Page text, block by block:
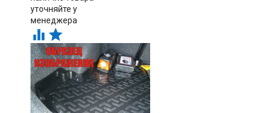
уточняйте у
менеджера
 